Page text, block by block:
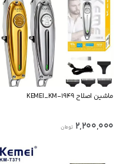
ماشین اصلاح KEMEI_KM-1949
2,200,000 تومان